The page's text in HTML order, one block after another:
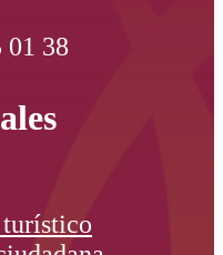
01 38